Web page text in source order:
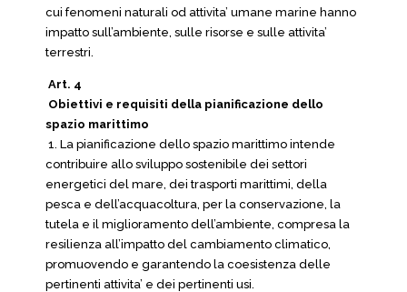
cui fenomeni naturali od attivita’ umane marine hanno
impatto sull’ambiente, sulle risorse e sulle attivita’
terrestri.
Art. 4
Obiettivi e requisiti della pianificazione dello
spazio marittimo
1. La pianificazione dello spazio marittimo intende
contribuire allo sviluppo sostenibile dei settori
energetici del mare, dei trasporti marittimi, della
pesca e dell’acquacoltura, per la conservazione, la
tutela e il miglioramento dell’ambiente, compresa la
resilienza all’impatto del cambiamento climatico,
promuovendo e garantendo la coesistenza delle
pertinenti attivita’ e dei pertinenti usi.